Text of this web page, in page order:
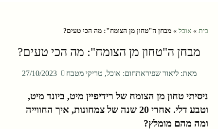
בית » אוכל » מבחן ה"טחון מן הצומח": מה הכי טעים?
מבחן ה"טחון מן הצומח": מה הכי טעים?
מאת: ליאור שפיראתחום: אוכל, טריקי מטבח 27/10/2023
ניסיתי טחון מן הצומח של רידיפיין מיט, ביונד מיט,
וטבע דלי. אחרי 20 שנה של צמחונות, איך החווייה
ומה מהם מומלץ?